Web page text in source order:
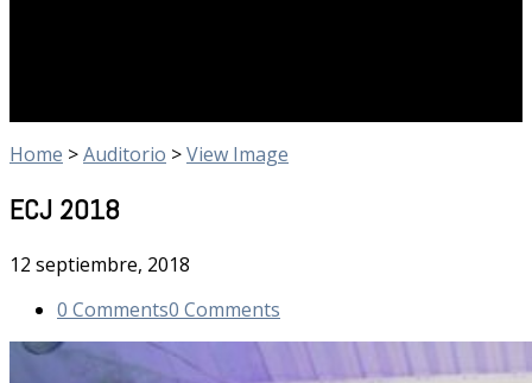
Home >Auditorio >View Image
ECJ 2018
12 septiembre, 2018
0 Comments0 Comments